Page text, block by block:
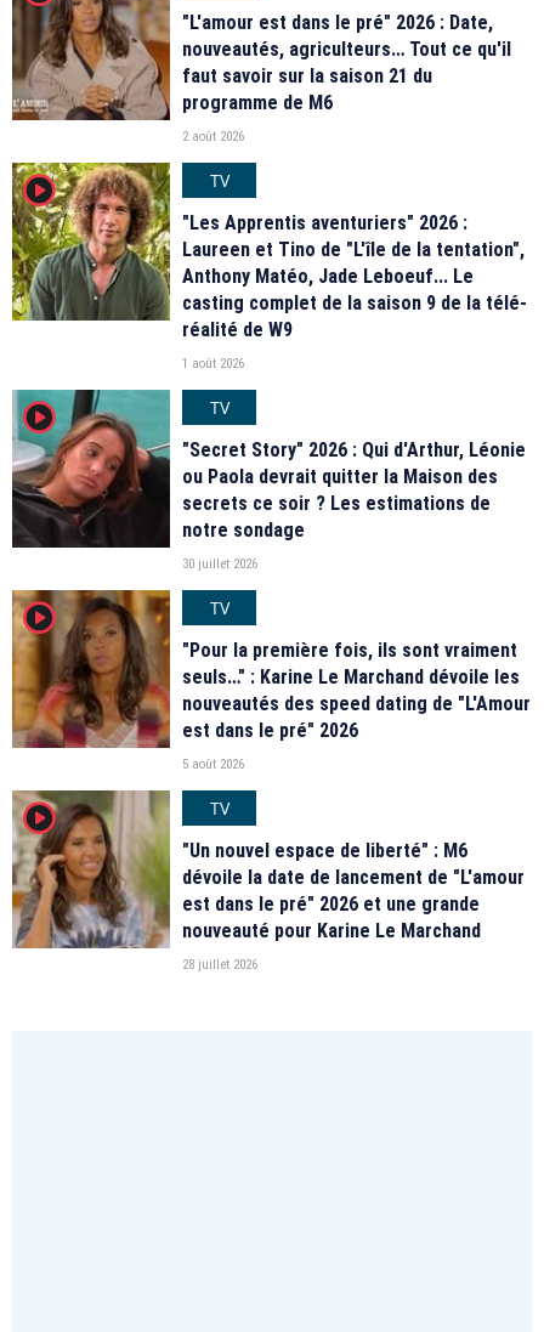
"L'amour est dans le pré" 2026 : Date,
nouveautés, agriculteurs… Tout ce qu'il
faut savoir sur la saison 21 du
programme de M6
2 août 2026
player2
TV
"Les Apprentis aventuriers" 2026 :
Laureen et Tino de "L'île de la tentation",
Anthony Matéo, Jade Leboeuf... Le
casting complet de la saison 9 de la télé-
réalité de W9
1 août 2026
player2
TV
"Secret Story" 2026 : Qui d'Arthur, Léonie
ou Paola devrait quitter la Maison des
secrets ce soir ? Les estimations de
notre sondage
30 juillet 2026
player2
TV
"Pour la première fois, ils sont vraiment
seuls…" : Karine Le Marchand dévoile les
nouveautés des speed dating de "L'Amour
est dans le pré" 2026
5 août 2026
player2
TV
"Un nouvel espace de liberté" : M6
dévoile la date de lancement de "L'amour
est dans le pré" 2026 et une grande
nouveauté pour Karine Le Marchand
28 juillet 2026